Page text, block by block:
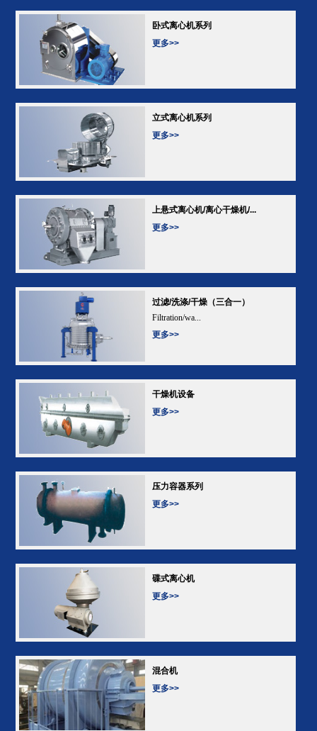
卧式离心机系列
更多>>
立式离心机系列
更多>>
上悬式离心机/离心干燥机/...
更多>>
过滤/洗涤/干燥（三合一）
Filtration/wa...
更多>>
干燥机设备
更多>>
压力容器系列
更多>>
碟式离心机
更多>>
混合机
更多>>